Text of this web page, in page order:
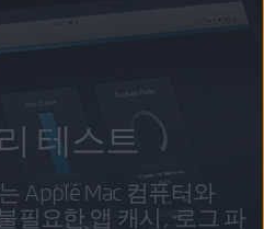
테스트
Apple Mac 컴퓨터와
필요한 앱 캐시, 로그 파